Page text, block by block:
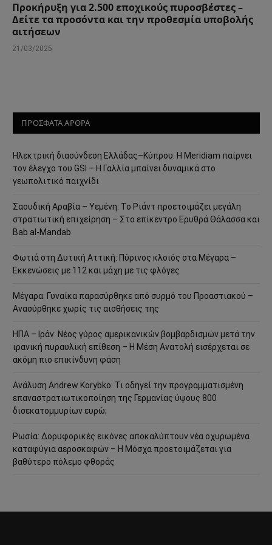
Προκήρυξη για 2.500 εποχικούς πυροσβέστες –
Δείτε τα προσόντα και την προθεσμία υποβολής
αιτήσεων
21/03/2025
ΠΡΟΣΦΑΤΑ ΑΡΘΡΑ
Ηλεκτρική διασύνδεση Ελλάδας–Κύπρου: Η Meridiam παίρνει
τον έλεγχο του GSI – Η Γαλλία μπαίνει δυναμικά στο
γεωπολιτικό παιχνίδι
Σαουδική Αραβία – Υεμένη: Το Ριάντ προετοιμάζει μεγάλη
στρατιωτική επιχείρηση – Στο επίκεντρο Ερυθρά Θάλασσα και
Bab al-Mandab
Φωτιά στη Δυτική Αττική: Πύρινος κλοιός στα Μέγαρα –
Εκκενώσεις με 112 και μάχη με τις φλόγες
Μέγαρα: Γυναίκα παρασύρθηκε από συρμό του Προαστιακού –
Ανασύρθηκε χωρίς τις αισθήσεις της
ΗΠΑ – Ιράν: Νέος γύρος αμερικανικών βομβαρδισμών μετά την
ιρανική πυραυλική επίθεση – Η Μέση Ανατολή εισέρχεται σε
ακόμη πιο επικίνδυνη φάση
Ανάλυση Andrew Korybko: Τι οδηγεί την προγραμματισμένη
επαναστρατιωτικοποίηση της Γερμανίας ύψους 800
δισεκατομμυρίων ευρώ;
Ρωσία: Δορυφορικές εικόνες αποκαλύπτουν νέα οχυρωμένα
καταφύγια αεροσκαφών – Η Μόσχα προετοιμάζεται για
βαθύτερο πόλεμο φθοράς